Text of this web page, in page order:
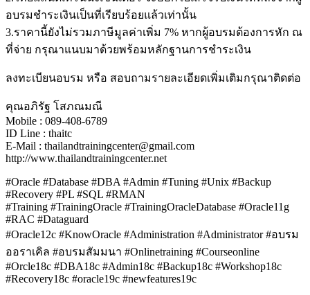
อบรมชำระเงินเป็นที่เรียบร้อยแล้วเท่านั้น
3.ราคานี้ยังไม่รวมภาษีมูลค่าเพิ่ม 7% หากผู้อบรมต้องการหัก ณ
ที่จ่าย กรุณาแนบมาด้วยพร้อมหลักฐานการชำระเงิน
ลงทะเบียนอบรม หรือ สอบถามรายละเอียดเพิ่มเติมกรุณาติดต่อ
คุณอภิรัฐ โสภณมณี
Mobile : 089-408-6789
ID Line : thaitc
E-Mail : thailandtrainingcenter@gmail.com
http://www.thailandtrainingcenter.net
#Oracle #Database #DBA #Admin #Tuning #Unix #Backup
#Recovery #PL #SQL #RMAN
#Training #TrainingOracle #TrainingOracleDatabase #Oracle11g
#RAC #Dataguard
#Oracle12c #KnowOracle #Administration #Administrator #อบรม
ออราเคิล #อบรมสัมมนา #Onlinetraining #Courseonline
#Orcle18c #DBA18c #Admin18c #Backup18c #Workshop18c
#Recovery18c #oracle19c #newfeatures19c